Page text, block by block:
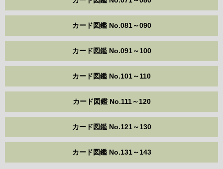
カード図鑑 No.081～090
カード図鑑 No.091～100
カード図鑑 No.101～110
カード図鑑 No.111～120
カード図鑑 No.121～130
カード図鑑 No.131～143